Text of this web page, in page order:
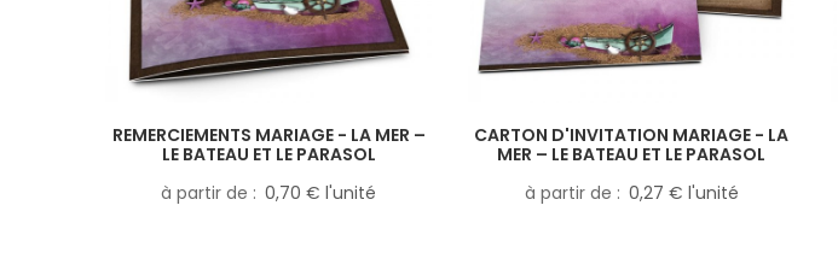
REMERCIEMENTS MARIAGE - LA MER –
LE BATEAU ET LE PARASOL
à partir de
0,70 € l'unité
CARTON D'INVITATION MARIAGE - LA
MER – LE BATEAU ET LE PARASOL
à partir de
0,27 € l'unité